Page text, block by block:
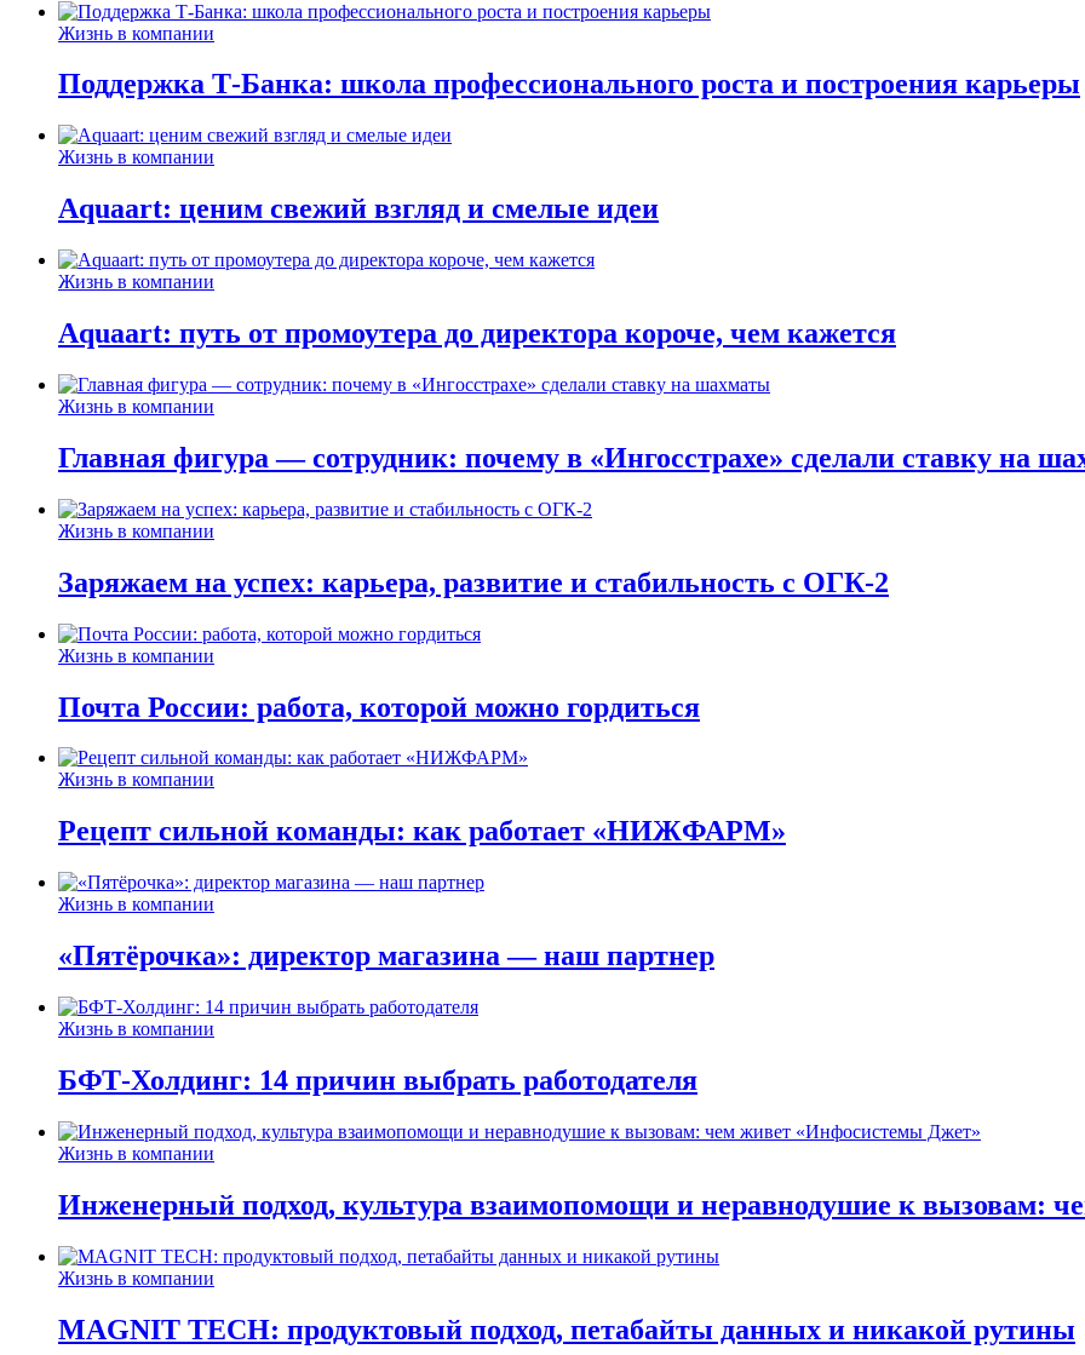
Жизнь в компании
Поддержка Т-Банка: школа профессионального роста и построения карьеры
Жизнь в компании
Aquaart: ценим свежий взгляд и смелые идеи
Жизнь в компании
Aquaart: путь от промоутера до директора короче, чем кажется
Жизнь в компании
Главная фигура — сотрудник: почему в «Ингосстрахе» сделали ставку на
Жизнь в компании
Заряжаем на успех: карьера, развитие и стабильность c ОГК-2
Жизнь в компании
Почта России: работа, которой можно гордиться
Жизнь в компании
Рецепт сильной команды: как работает «НИЖФАРМ»
Жизнь в компании
«Пятёрочка»: директор магазина — наш партнер
Жизнь в компании
БФТ-Холдинг: 14 причин выбрать работодателя
Жизнь в компании
Инженерный подход, культура взаимопомощи и неравнодушие к вызовам:
Жизнь в компании
MAGNIT TECH: продуктовый подход, петабайты данных и никакой рутины